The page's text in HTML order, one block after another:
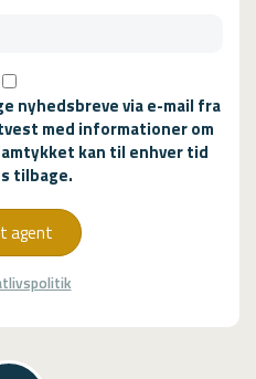
nyhedsbreve via e-mail fra
med informationer om
kan til enhver tid
tilbage.
agent